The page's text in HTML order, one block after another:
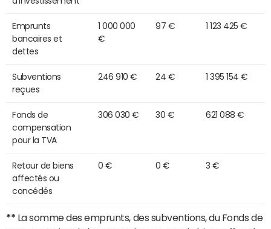
Emprunts
bancaires et
dettes
1 000 000
€
97 € 1 123 425 €
Subventions
reçues
246 910 € 24 € 1 395 154 €
Fonds de
compensation
pour la TVA
306 030 € 30 € 621 088 €
Retour de biens
affectés ou
concédés
0 € 0 € 3 €
** La somme des emprunts, des subventions, du Fonds de